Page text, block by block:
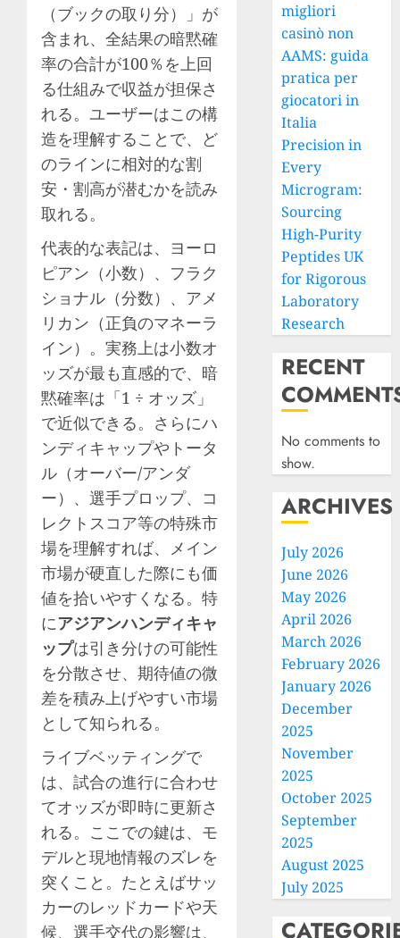
（ブックの取り分）」が
含まれ、全結果の暗黙確
率の合計が100％を上回
る仕組みで収益が担保さ
れる。ユーザーはこの構
造を理解することで、ど
のラインに相対的な割
安・割高が潜むかを読み
取れる。
代表的な表記は、ヨーロ
ピアン（小数）、フラク
ショナル（分数）、アメ
リカン（正負のマネーラ
イン）。実務上は小数オ
ッズが最も直感的で、暗
黙確率は「1 ÷ オッズ」
で近似できる。さらにハ
ンディキャップやトータ
ル（オーバー/アンダ
ー）、選手プロップ、コ
レクトスコア等の特殊市
場を理解すれば、メイン
市場が硬直した際にも価
値を拾いやすくなる。特
にアジアンハンディキャ
ップは引き分けの可能性
を分散させ、期待値の微
差を積み上げやすい市場
として知られる。
ライブベッティングで
は、試合の進行に合わせ
てオッズが即時に更新さ
れる。ここでの鍵は、モ
デルと現地情報のズレを
突くこと。たとえばサッ
カーのレッドカードや天
候、選手交代の影響は、
migliori
casinò non
AAMS: guida
pratica per
giocatori in
Italia
Precision in
Every
Microgram:
Sourcing
High-Purity
Peptides UK
for Rigorous
Laboratory
Research
RECENT
No comments to
show.
ARCHIVES
July 2026
June 2026
May 2026
April 2026
March 2026
February 2026
January 2026
December
2025
November
2025
October 2025
September
2025
August 2025
July 2025